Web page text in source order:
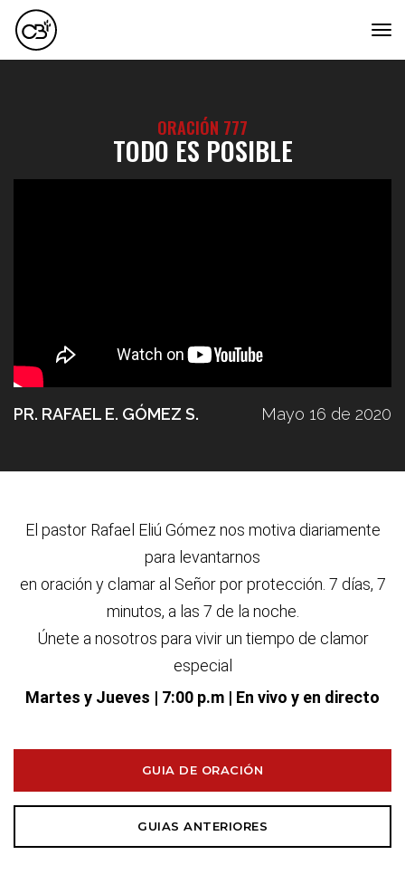
ORACIÓN 777
TODO ES POSIBLE
PR. RAFAEL E. GÓMEZ S. Mayo 16 de 2020
El pastor Rafael Eliú Gómez nos motiva diariamente
para levantarnos
en oración y clamar al Señor por protección. 7 días, 7
minutos, a las 7 de la noche.
Únete a nosotros para vivir un tiempo de clamor
especial
Martes y Jueves | 7:00 p.m | En vivo y en directo
GUIA DE ORACIÓN
GUIAS ANTERIORES